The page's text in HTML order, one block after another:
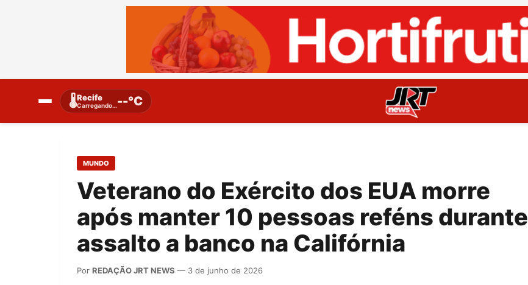
🌡️Recife
Carregando…--°C
MUNDO
Veterano do Exército dos EUA morre
após manter 10 pessoas reféns durante
assalto a banco na Califórnia
Por REDAÇÃO JRT NEWS — 3 de junho de 2026